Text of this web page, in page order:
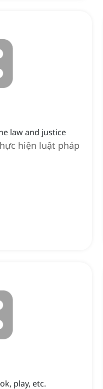
law and justice
hiện luật pháp
play, etc.